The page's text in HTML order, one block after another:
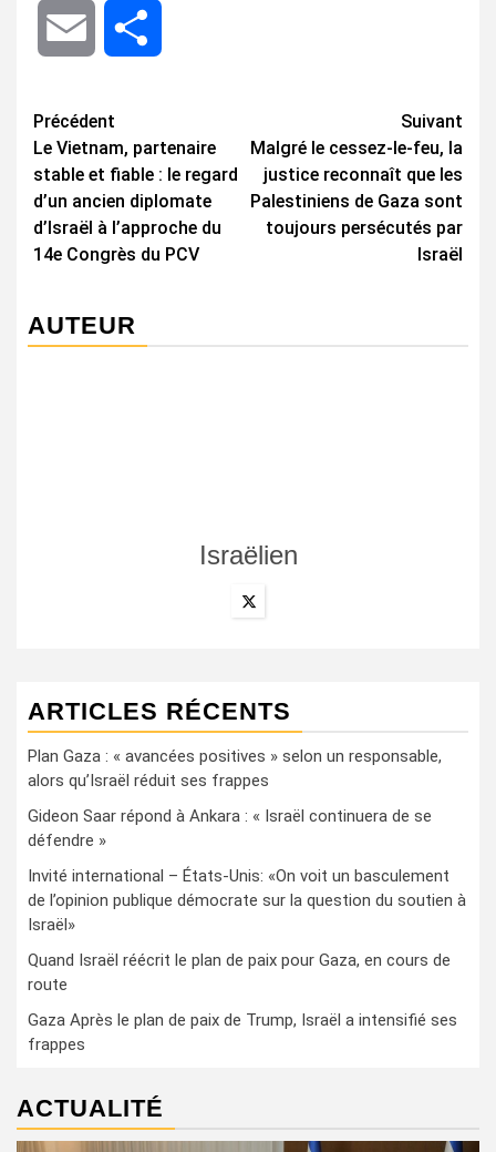
Email
Navigation
d’article
Précédent
Le Vietnam, partenaire
stable et fiable : le regard
d’un ancien diplomate
d’Israël à l’approche du
14e Congrès du PCV
Suivant
Malgré le cessez-le-feu, la
justice reconnaît que les
Palestiniens de Gaza sont
toujours persécutés par
Israël
AUTEUR
Israëlien
ARTICLES RÉCENTS
Plan Gaza : « avancées positives » selon un responsable,
alors qu’Israël réduit ses frappes
Gideon Saar répond à Ankara : « Israël continuera de se
défendre »
Invité international – États-Unis: «On voit un basculement
de l’opinion publique démocrate sur la question du soutien à
Israël»
Quand Israël réécrit le plan de paix pour Gaza, en cours de
route
Gaza Après le plan de paix de Trump, Israël a intensifié ses
frappes
ACTUALITÉ